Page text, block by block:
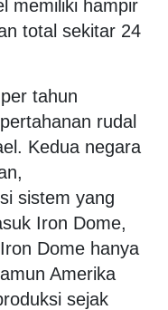
memiliki hampir
total sekitar 24
tahun
rudal
Kedua negara
sistem yang
Iron Dome,
Dome hanya
Amerika
sejak